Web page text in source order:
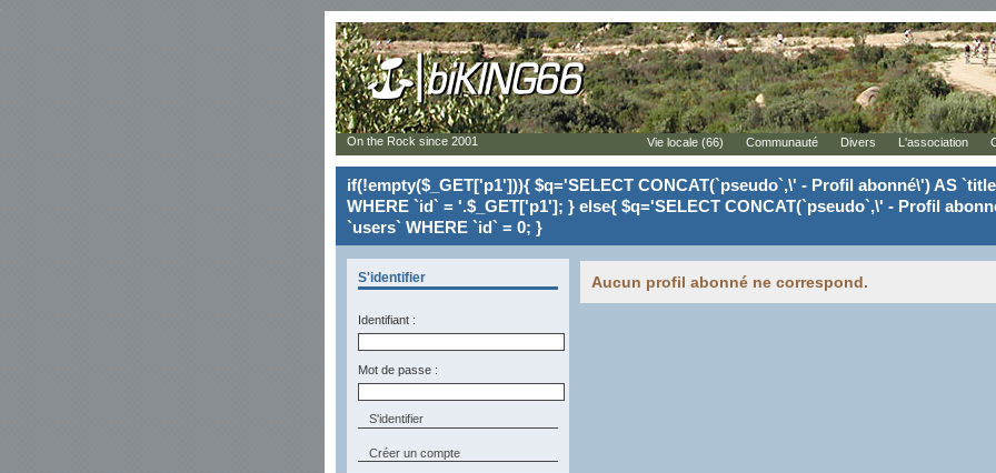
if(!empty($_GET['p1'])){ $q='SELECT CONCAT(`pseudo`,\' - Profil abonné\') AS
WHERE `id` = '.$_GET['p1']; } else{ $q='SELECT CONCAT(`pseudo`,\' - Profil
`users` WHERE `id` = 0; }
S'identifier
Identifiant :
Mot de passe :
Créer un compte
Aucun profil abonné ne correspond.
On the Rock since 2001 Vie locale (66) Communauté Divers L'association